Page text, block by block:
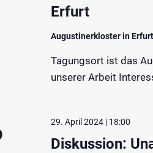
Erfurt
Augustinerkloster in Erfurt
Tagungsort ist das
unserer Arbeit
Diskussion:
29. April 2024 | 18:00